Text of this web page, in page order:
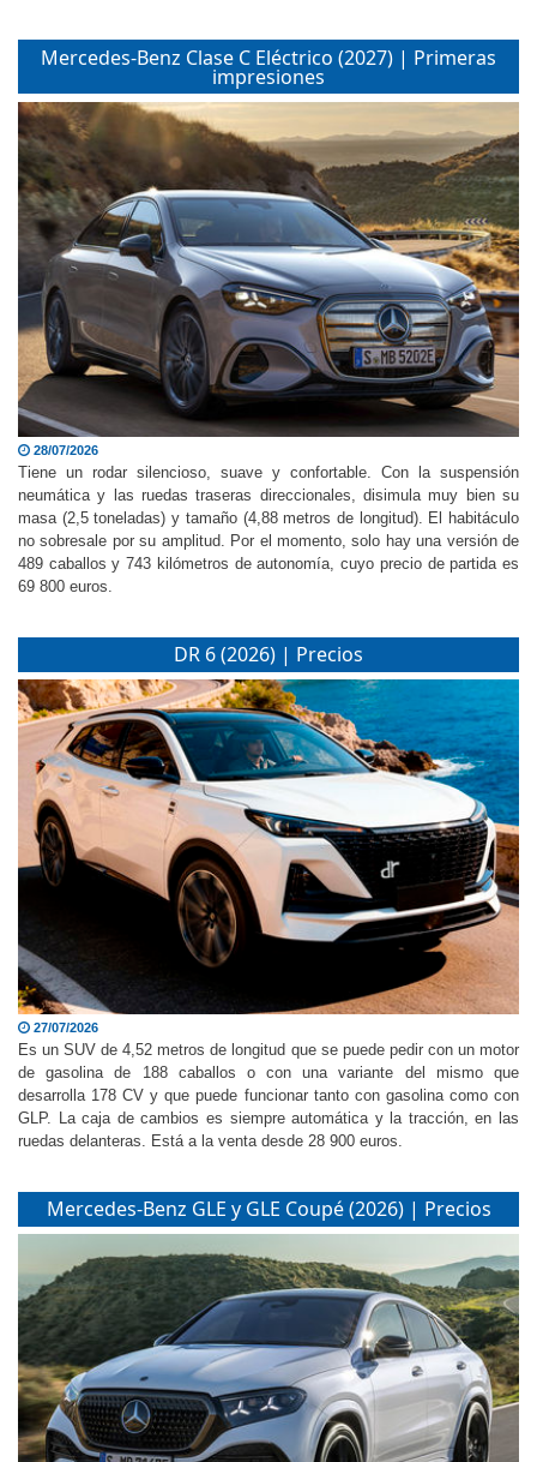
Mercedes-Benz Clase C Eléctrico (2027) | Primeras
impresiones
28/07/2026
Tiene un rodar silencioso, suave y confortable. Con la suspensión
neumática y las ruedas traseras direccionales, disimula muy bien su
masa (2,5 toneladas) y tamaño (4,88 metros de longitud). El habitáculo
no sobresale por su amplitud. Por el momento, solo hay una versión de
489 caballos y 743 kilómetros de autonomía, cuyo precio de partida es
DR 6 (2026) | Precios
27/07/2026
Es un SUV de 4,52 metros de longitud que se puede pedir con un motor
de gasolina de 188 caballos o con una variante del mismo que
desarrolla 178 CV y que puede funcionar tanto con gasolina como con
GLP. La caja de cambios es siempre automática y la tracción, en las
Mercedes-Benz GLE y GLE Coupé (2026) | Precios